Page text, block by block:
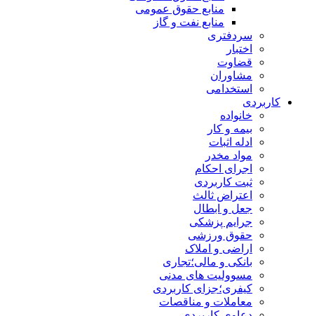
منابع حقوق عمومی
منابع نفت و گاز
سردفتری
اختبار
قضاوت
مشاوران
استخدامی
کاربردی
خانواده
بیمه و کار
ادله اثبات
مواد مخدر
اجرای احکام
ثبت کاربردی
اعتراض ثالث
جعل و ابطال
جرایم پزشکی
حقوق ورزشی
اراضی و املاک
بانکی و مالی؛تجاری
مسوولیت های مدنی
کیفری؛جزای کاربردی
معاملات و مناقصات